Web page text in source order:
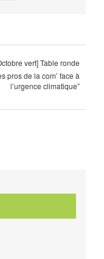
vert] Table ronde
pros de la com’ face à
l’urgence climatique”